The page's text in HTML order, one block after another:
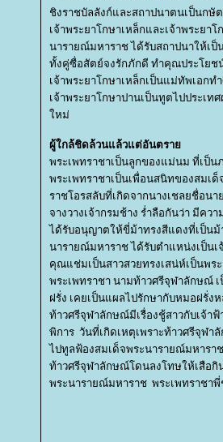
ชิงราชบัลลังก์และสถาปนาตนเป็นกษั
เจ้าพระยาโกษาเหล็กและเจ้าพระย
นารายณ์มหาราช ได้รับสถาปนาให้เ
ทั้งคู่ซื่อสัตย์จงรักภักดี ทำคุณประโย
เจ้าพระยาโกษาเหล็กเป็นแม่ทัพเอกท
เจ้าพระยาโกษาปานเป็นทูตไปประเ
หม่
ผู้ใกล้ชิดล้วนแล้วแต่อันตรา
พระเพทราชาเป็นลูกของแม่นม ที่เป็น
พระเพทราชาเป็นเพื่อนสนิทของสมเ
ราชโอรสลับที่เกิดจากนางเชลยชื่อน
จางวางเจ้ากรมช้าง ร่ำลือกันว่า มีคว
ได้รับอนุญาตให้ขี่ม้าทรงสีแดงที่เป็นม้
นารายณ์มหาราช ได้รับตำแหน่งเป็น
คุณแช่มเป็นสาวสวยทรงเสน่ห์เป็นพร
พระเพทราชา นามท้าวศรีจุฬาลักษณ์
ฝรั่ง เคยเป็นแผลไปรักษากับหมอฝรั่
ท้าวศรีจุฬาลักษณ์มีเรื่องชู้สาวกับเจ้
พิการ วันที่เกิดเหตุเพราะท้าวศรีจุฬ
ไปทูลฟ้องสมเด็จพระนารายณ์มหารา
ท้าวศรีจุฬาลักษณ์โดนลงโทษให้เสือกิ
พระนารายณ์มหาราช พระเพทราชา